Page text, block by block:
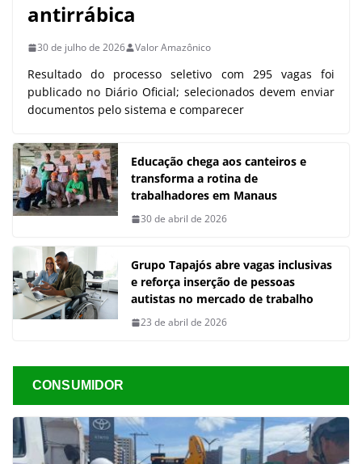
antirrábica
30 de julho de 2026 Valor Amazônico
Resultado do processo seletivo com 295 vagas foi
publicado no Diário Oficial; selecionados devem enviar
documentos pelo sistema e comparecer
Educação chega aos canteiros e
transforma a rotina de
trabalhadores em Manaus
30 de abril de 2026
Grupo Tapajós abre vagas inclusivas
e reforça inserção de pessoas
autistas no mercado de trabalho
23 de abril de 2026
CONSUMIDOR